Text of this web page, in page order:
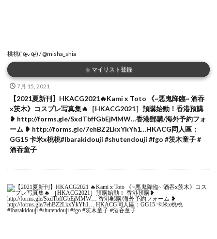
桃桃(ˊo̴̶̷̤⌄o̴̶̷̤ˋ) / @misha_shia
★ マイリスト登録
7月 15, 2021
【2021夏新刊】HKACG2021🔥Kami x Toto 《~悪鬼降臨~ 酒吞
x茨木》コスプレ写真集🔥［HKACG2021］預購始動！香港預購
❥ http://forms.gle/SxdTbffGbEjMMW…香港郵購/海外予約フォ
ーム ❥ http://forms.gle/7ehBZ2LkxYkYh1…HKACG同人區：
GG15 卡米x桃桃#Ibarakidouji #shutendouji #fgo #茨木童子 #
酒吞童子